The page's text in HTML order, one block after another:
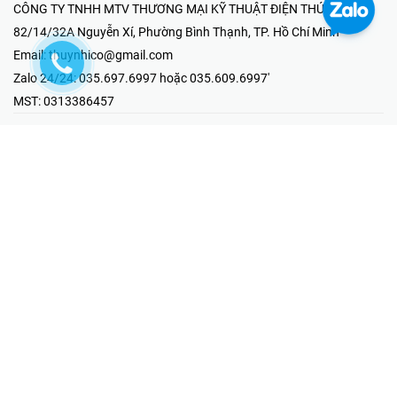
CÔNG TY TNHH MTV THƯƠNG MẠI KỸ THUẬT ĐIỆN THÚY NHI
82/14/32A Nguyễn Xí, Phường Bình Thạnh, TP. Hồ Chí Minh
Email: thuynhico@gmail.com
Zalo 24/24:035.697.6997 hoặc 035.609.6997'
MST:0313386457